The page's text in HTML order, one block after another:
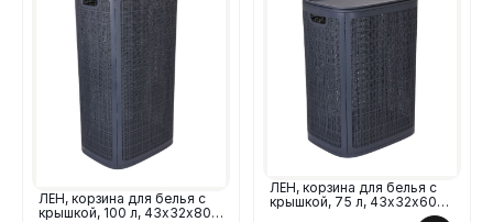
ЛЁН, корзина для белья с
крышкой, 100 л, 43х32х80
ЛЁН, корзина для белья с
крышкой, 75 л, 43х32х60